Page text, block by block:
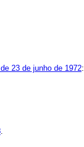
23 de junho de 1972:
.